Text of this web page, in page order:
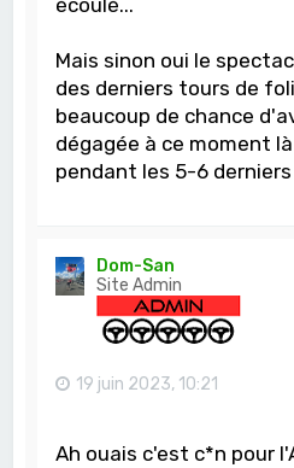
écoulé...
Mais sinon oui le
des derniers tours de
beaucoup de chance
dégagée à ce moment
pendant les 5-6
Dom-San
Site Admin
19 juin 2023, 10:21
Ah ouais c'est c*n pour